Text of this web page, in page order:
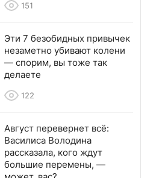
151
Эти 7 безобидных привычек
незаметно убивают колени
— спорим, вы тоже так
делаете
122
Август перевернет всё:
Василиса Володина
рассказала, кого ждут
большие перемены, —